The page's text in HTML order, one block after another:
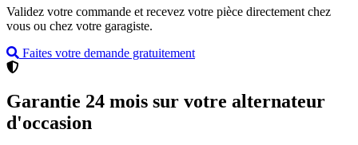
Validez votre commande et recevez votre pièce directement chez
vous ou chez votre garagiste.
Faites votre demande gratuitement
Garantie 24 mois sur votre alternateur
d'occasion